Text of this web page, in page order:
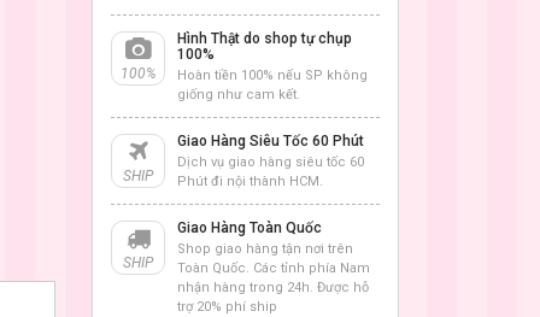
100%
Hình Thật do shop tự chụp
100%
Hoàn tiền 100% nếu SP không
giống như cam kết.
SHIP
Giao Hàng Siêu Tốc 60 Phút
Dịch vụ giao hàng siêu tốc 60
Phút đi nội thành HCM.
SHIP
Giao Hàng Toàn Quốc
Shop giao hàng tận nơi trên
Toàn Quốc. Các tỉnh phía Nam
nhận hàng trong 24h. Được hỗ
trợ 20% phí ship